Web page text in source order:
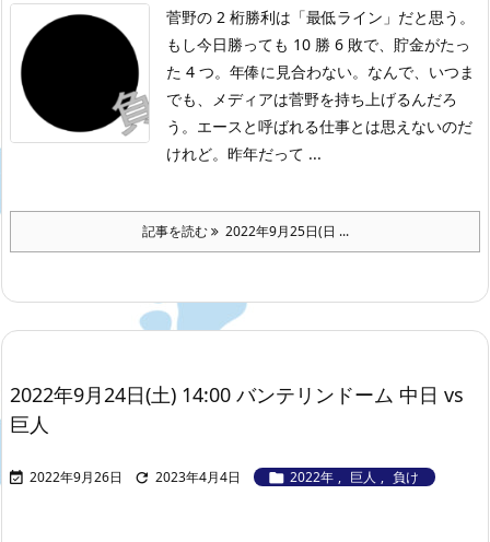
菅野の 2 桁勝利は「最低ライン」だと思う。
もし今日勝っても 10 勝 6 敗で、貯金がたっ
た 4 つ。年俸に見合わない。なんで、いつま
でも、メディアは菅野を持ち上げるんだろ
う。エースと呼ばれる仕事とは思えないのだ
けれど。昨年だって ...
記事を読む 2022年9月25日(日 ...
2022年9月24日(土) 14:00 バンテリンドーム 中日 vs
巨人
 2022年9月26日  2023年4月4日  2022年 , 巨人 , 負け